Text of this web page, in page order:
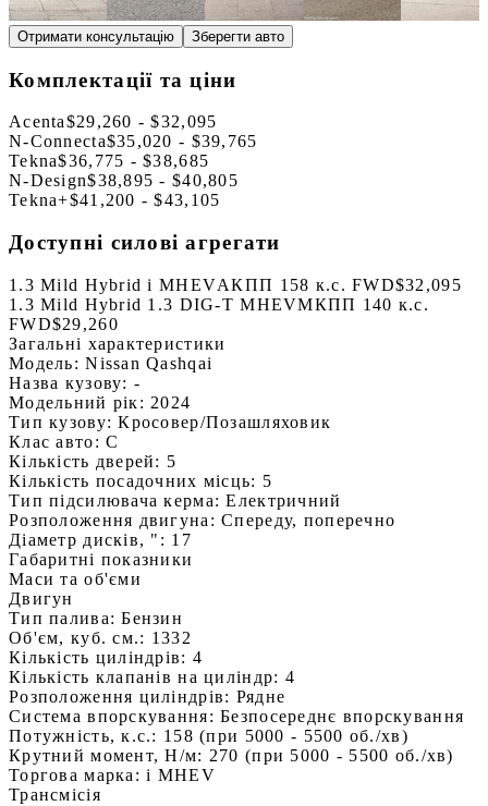
Отримати консультацію Зберегти авто
Комплектації та ціни
Acenta$29,260 - $32,095
N-Connecta$35,020 - $39,765
Tekna$36,775 - $38,685
N-Design$38,895 - $40,805
Tekna+$41,200 - $43,105
Доступні силові агрегати
1.3 Mild Hybrid i MHEVАКПП 158 к.с. FWD$32,095
1.3 Mild Hybrid 1.3 DIG-T MHEVМКПП 140 к.с.
FWD$29,260
Загальні характеристики
Модель:Nissan Qashqai
Назва кузову: -
Модельний рік: 2024
Тип кузову:Кросовер/Позашляховик
Клас авто:C
Кількість дверей: 5
Кількість посадочних місць: 5
Тип підсилювача керма:Електричний
Розположення двигуна:Спереду, поперечно
Діаметр дисків, ": 17
Габаритні показники
Маси та об'єми
Двигун
Тип палива:Бензин
Об'єм, куб. см.: 1332
Кількість циліндрів: 4
Кількість клапанів на циліндр: 4
Розположення циліндрів: Рядне
Система впорскування:Безпосереднє впорскування
Потужність, к.с.: 158 (при 5000 - 5500 об./хв)
Крутний момент, Н/м: 270 (при 5000 - 5500 об./хв)
Торгова марка:i MHEV
Трансмісія